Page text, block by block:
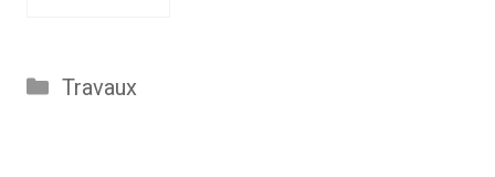
Catégories
Travaux